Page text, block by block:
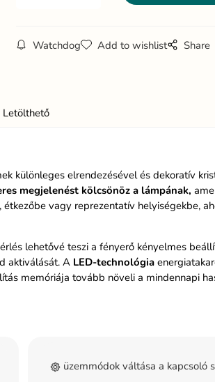
Watchdog Add to wishlist Share
Letölthető
különleges elrendezésével és dekoratív
megjelenést kölcsönöz a lámpának,
vagy reprezentatív helyiségekbe,
lehetővé teszi a fényerő kényelmes
aktiválását. A LED-technológia
memóriája tovább növeli a mindennapi
üzemmódok váltása a kapcsoló